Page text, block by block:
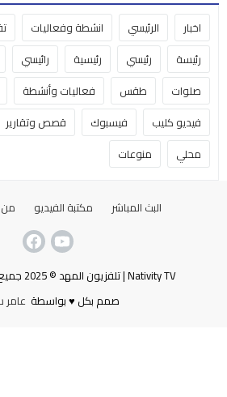
اخبار الرئيسي انشطة وفعاليات
رئيسة
رئيسي رئيسية رائيسي
صلوات
طقس فعاليات وأنشطة
فيديو كليب
فيسبوك قصص وتقارير
محلي
منوعات
البث المباشر مكتبة الفيديو
Nativity TV | تلفزيون المهد © 2025 جميع الحقوق محفوظة
صمم بكل ♥ بواسطة عامر